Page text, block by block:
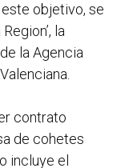
objetivo, se
la
la Agencia
contrato
de cohetes
incluye el